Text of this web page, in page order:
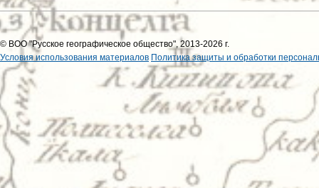
© ВОО "Русское географическое общество", 2013-2026 г.
Условия использования материалов Политика защиты и обработки